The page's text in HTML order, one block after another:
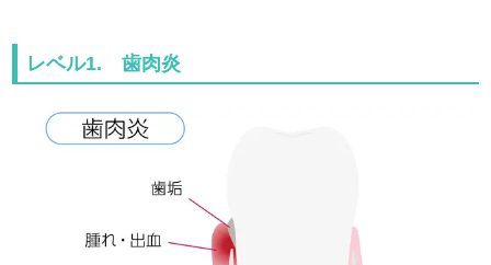
レベル1. 歯肉炎